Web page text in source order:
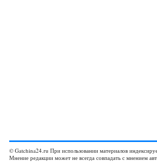
© Gatchina24.ru При использовании материалов
Мнение редакции может не всегда совпадать с мнением